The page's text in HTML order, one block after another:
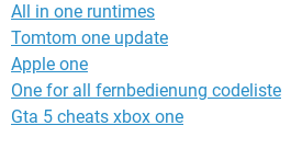
All in one runtimes
Tomtom one update
Apple one
One for all fernbedienung codeliste
Gta 5 cheats xbox one